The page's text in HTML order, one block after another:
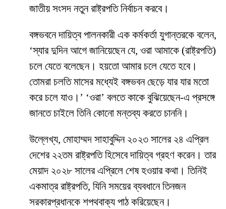
জাতীয় সংসদ নতুন রাষ্ট্রপতি নির্বাচন করবে।
বঙ্গভবনে দায়িত্ব পালনকারী এক কর্মকর্তা যুগান্তরকে বলেন,
‘স্যার দুদিন আগে জানিয়েছেন যে, ওরা আমাকে (রাষ্ট্রপতি)
চলে যেতে বলেছেন। হয়তো আমার চলে যেতে হবে।
তোমরা চলতি মাসের মধ্যেই বঙ্গভবন ছেড়ে যার যার মতো
করে চলে যাও।’ ‘ওরা’ বলতে কাকে বুঝিয়েছেন-এ প্রসঙ্গে
জানতে চাইলে তিনি কোনো মন্তব্য করতে চাননি।
উল্লেখ্য, মোহাম্মদ সাহাবুদ্দিন ২০২৩ সালের ২৪ এপ্রিল
দেশের ২২তম রাষ্ট্রপতি হিসেবে দায়িত্ব গ্রহণ করেন। তার
মেয়াদ ২০২৮ সালের এপ্রিলে শেষ হওয়ার কথা। তিনিই
একমাত্র রাষ্ট্রপতি, যিনি সময়ের ব্যবধানে তিনজন
সরকারপ্রধানকে শপথবাক্য পাঠ করিয়েছেন।